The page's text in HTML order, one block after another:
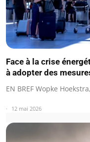
Face à la crise
à adopter des
EN BREF Wopke
12 mai 2026